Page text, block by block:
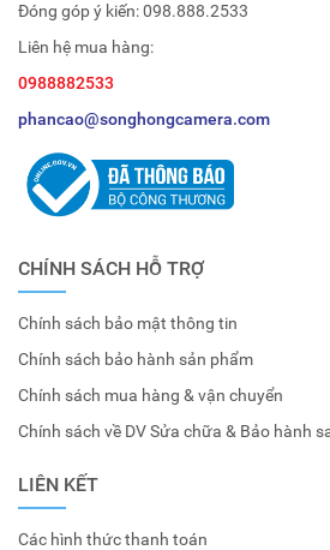
Đóng góp ý kiến:098.888.2533
Liên hệ mua hàng:
0988882533
phancao@songhongcamera.com
CHÍNH SÁCH HỖ TRỢ
Chính sách bảo mật thông tin
Chính sách bảo hành sản phẩm
Chính sách mua hàng & vận chuyển
Chính sách về DV Sửa chữa & Bảo hành
LIÊN KẾT
Các hình thức thanh toán